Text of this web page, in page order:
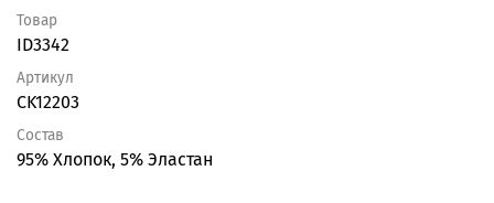
Товар
ID3342
Артикул
CK12203
Состав
95% Хлопок, 5% Эластан